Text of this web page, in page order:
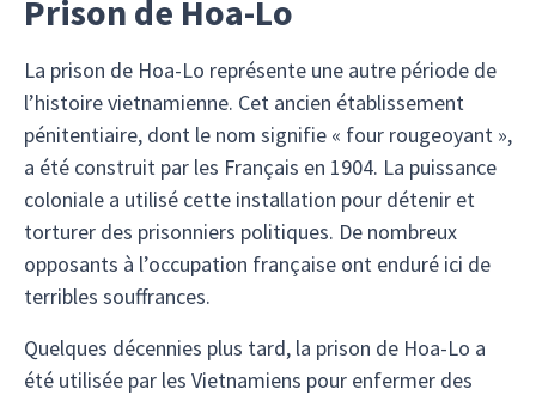
Prison de Hoa-Lo
La prison de Hoa-Lo représente une autre période de
l’histoire vietnamienne. Cet ancien établissement
pénitentiaire, dont le nom signifie « four rougeoyant »,
a été construit par les Français en 1904. La puissance
coloniale a utilisé cette installation pour détenir et
torturer des prisonniers politiques. De nombreux
opposants à l’occupation française ont enduré ici de
terribles souffrances.
Quelques décennies plus tard, la prison de Hoa-Lo a
été utilisée par les Vietnamiens pour enfermer des